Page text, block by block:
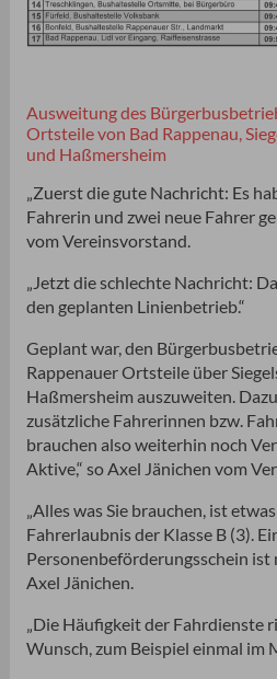
Ausweitung des
Ortsteile von Bad Rappenau,
und Haßmersheim
„Zuerst die gute Nachricht: Es
Fahrerin und zwei neue Fahrer
vom Vereinsvorstand.
„Jetzt die schlechte Nachricht:
den geplanten Linienbetrieb.“
Geplant war, den
Rappenauer Ortsteile über
Haßmersheim auszuweiten.
zusätzliche Fahrerinnen bzw.
brauchen also weiterhin noch
Aktive,“ so Axel Jänichen vom
„Alles was Sie brauchen, ist
Fahrerlaubnis der Klasse B (3).
Personenbeförderungsschein ist
Axel Jänichen.
„Die Häufigkeit der Fahrdienste
Wunsch, zum Beispiel einmal im